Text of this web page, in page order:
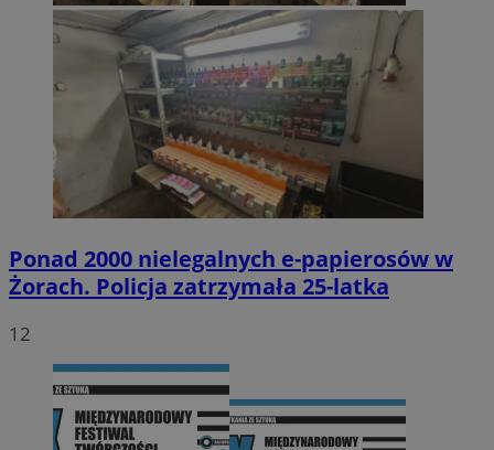
Ponad 2000 nielegalnych e-papierosów w
Żorach. Policja zatrzymała 25-latka
12